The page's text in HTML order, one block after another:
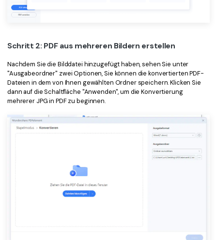
Schritt 2: PDF aus mehreren Bildern erstellen
Nachdem Sie die Bilddatei hinzugefügt haben, sehen Sie unter
"Ausgabeordner" zwei Optionen, Sie können die konvertierten PDF-
Dateien in dem von Ihnen gewählten Ordner speichern. Klicken Sie
dann auf die Schaltfläche "Anwenden", um die Konvertierung
mehrerer JPG in PDF zu beginnen.